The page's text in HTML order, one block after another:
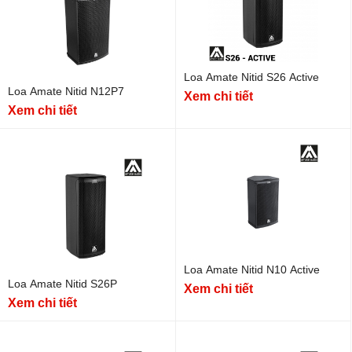
Loa Amate Nitid N12P7
Xem chi tiết
Loa Amate Nitid S26 Active
Xem chi tiết
Loa Amate Nitid S26P
Xem chi tiết
Loa Amate Nitid N10 Active
Xem chi tiết